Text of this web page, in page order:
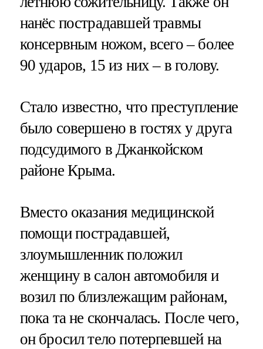
нанёс пострадавшей травмы
консервным ножом, всего – более
90 ударов, 15 из них – в голову.
Стало известно, что преступление
было совершено в гостях у друга
подсудимого в Джанкойском
районе Крыма.
Вместо оказания медицинской
помощи пострадавшей,
злоумышленник положил
женщину в салон автомобиля и
возил по близлежащим районам,
пока та не скончалась. После чего,
он бросил тело потерпевшей на